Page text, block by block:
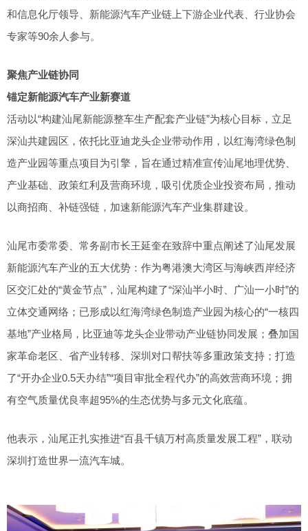
和信息化厅领导、新能源汽车产业链上下游企业代表、行业协会
专家等90余人参与。
聚焦产业链协同
锚定新能源汽车产业新赛道
活动以“构建汕尾新能源整车生产配套产业链”为核心目标，立足
深汕共建园区，依托比亚迪龙头企业带动作用，以红海湾绿色制
造产业园等重点项目为引擎，旨在通过精准宣传汕尾地理优势、
产业基础、政策红利及营商环境，吸引优质企业投资布局，推动
以商招商、补链强链，加速新能源汽车产业集群建设。
汕尾市委常委、常务副市长王延奎在致辞中重点阐述了汕尾发展
新能源汽车产业的五大优势：作为粤港澳大湾区与海峡西岸经济
区交汇处的“黄金节点”，汕尾构建了“深汕半小时、广汕一小时”的
立体交通网络；已形成以红海湾绿色制造产业园为核心的“一核四
基地”产业格局，比亚迪等龙头企业带动产业链协同发展；叠加国
家革命老区、省产业转移、深圳对口帮扶等多重政策支持；打造
了“开办企业0.5天办结”“项目审批全程代办”的高效营商环境；拥
有空气质量优良率超95%的生态优势与多元文化底蕴。
他表示，汕尾正扎实推进“百县千镇万村高质量发展工程”，联动
深圳打造世界一流汽车城。